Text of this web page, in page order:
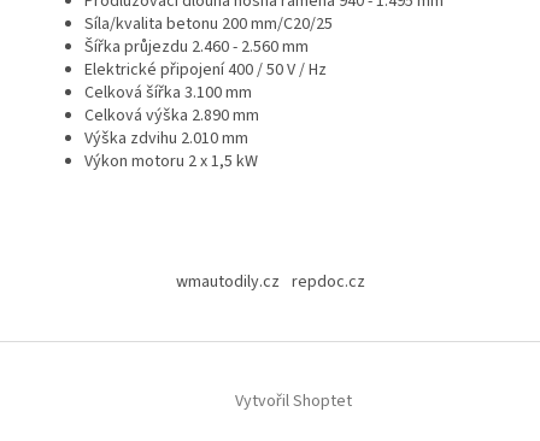
Síla/kvalita betonu 200 mm/C20/25
Šířka průjezdu 2.460 - 2.560 mm
Elektrické připojení 400 / 50 V / Hz
Celková šířka 3.100 mm
Celková výška 2.890 mm
Výška zdvihu 2.010 mm
Výkon motoru 2 x 1,5 kW
wmautodily.cz repdoc.cz
Vytvořil Shoptet